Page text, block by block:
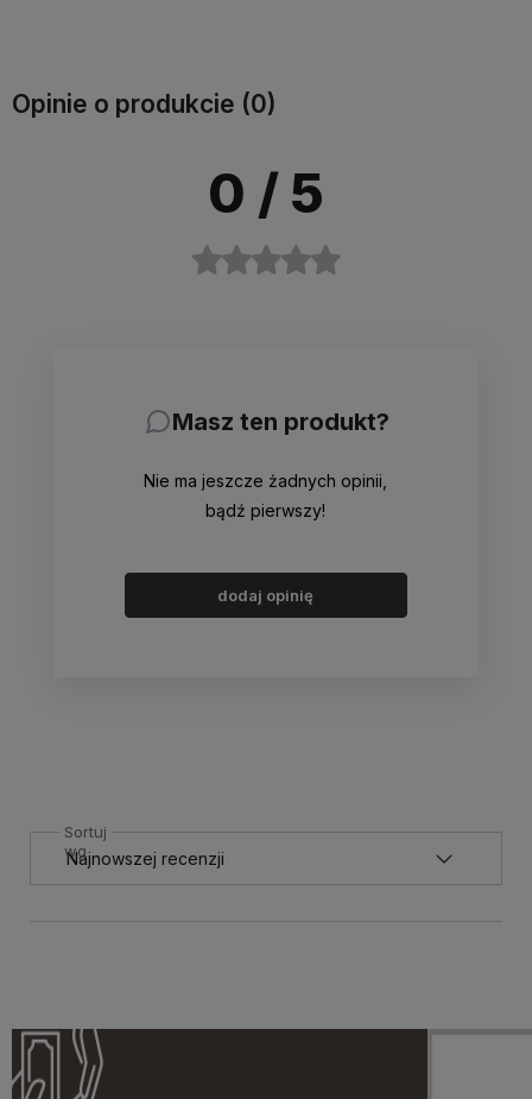
Opinie o produkcie (0)
0 / 5
Masz ten produkt?
Nie ma jeszcze żadnych opinii,
bądź pierwszy!
dodaj opinię
Sortuj
wg